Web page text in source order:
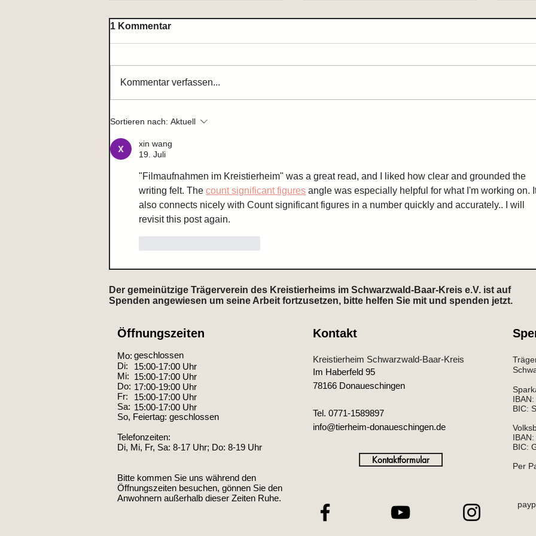
Zum Gedenken an Gerd
Knoche
1 Kommentar
Kommentar verfassen...
Sortieren nach: Aktuell
xin wang
19. Juli
"Filmaufnahmen im Kreistierheim" was a great read, and I liked how clear and grounded the
writing felt. The count significant figures angle was especially helpful for what I'm working on.
also connects nicely with Count significant figures in a number quickly and accurately.. I will
revisit this post again.
Der gemeinützige Trägerverein des Kreistierheims im Schwarzwald-Baar-Kreis e.V. ist auf
Spenden angewiesen um seine Arbeit fortzusetzen, bitte helfen Sie mit und spenden jetzt.
geschlossen
15:00-17:00 Uhr
15:00-17:00 Uhr
17:00-19:00 Uhr
15:00-17:00 Uhr
15:00-17:00 Uhr
Öffnungszeiten
Mo:
Di:
Mi:
Do:
Fr:
Sa:
So, Feiertag: geschlossen
Telefonzeiten:
Di, Mi, Fr, Sa: 8-17 Uhr; Do: 8-19 Uhr
Bitte kommen Sie uns während den
Öffnungszeiten besuchen, gönnen Sie den
Anwohnern außerhalb dieser Zeiten Ruhe.
Kontakt
Kreistierheim Schwarzwald-Baar-Kreis
Im Haberfeld 95
78166 Donaueschingen
Tel. 0771-1589897
info@tierheim-donaueschingen.de
Kontaktformular
IBAN
BIC:
BIC:
Per